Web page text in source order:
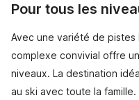
Pour tous les
Avec une variété de
complexe convivial offre
niveaux. La destination
au ski avec toute la famille.